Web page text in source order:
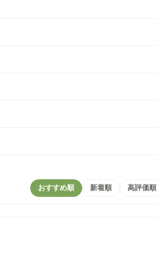
おすすめ順 新着順 高評価順